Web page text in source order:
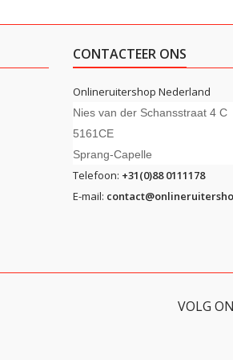
CONTACTEER ONS
Onlineruitershop Nederland
Nies van der Schansstraat 4 C
5161CE
Sprang-Capelle
Telefoon: +31(0)88 0111178
E-mail:
VOLG